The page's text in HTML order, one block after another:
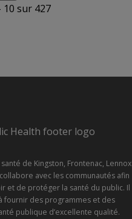
10 sur 427
de Kingston, Frontenac, Lennox
avec les communautés afin
et de protéger la santé du public. Il
fournir des programmes et des
publique d’excellente qualité.